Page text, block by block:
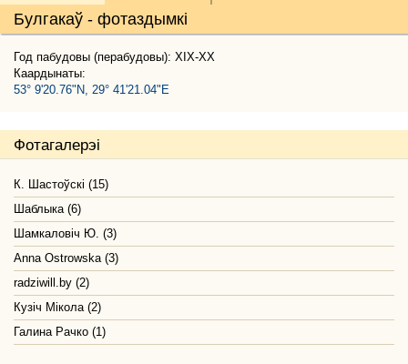
Булгакаў - фотаздымкі
Год пабудовы (перабудовы): XIX-XX
Каардынаты:
53° 9'20.76"N, 29° 41'21.04"E
Фотагалерэі
К. Шастоўскі (15)
Шаблыка (6)
Шамкаловіч Ю. (3)
Anna Ostrowska (3)
radziwill.by (2)
Кузіч Мікола (2)
Галина Рачко (1)